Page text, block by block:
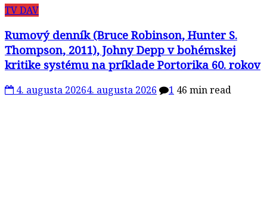
TV DAV
Rumový denník (Bruce Robinson, Hunter S.
Thompson, 2011), Johny Depp v bohémskej
kritike systému na príklade Portorika 60. rokov
4. augusta 20264. augusta 2026 1 46 min read